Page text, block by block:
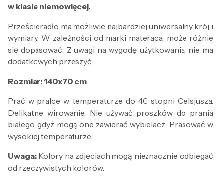
w klasie niemowlęcej.
Prześcieradło ma możliwie najbardziej uniwersalny krój i
wymiary. W zależności od marki materaca, może różnie
się dopasować. Z uwagi na wygodę użytkowania, nie ma
dodatkowych przeszyć.
Rozmiar: 140x70 cm
Prać w pralce w temperaturze do 40 stopni Celsjusza.
Delikatne wirowanie. Nie używać proszków do prania
białego, gdyż mogą one zawierać wybielacz. Prasować w
wysokiej temperaturze.
Uwaga: Kolory na zdjęciach mogą nieznacznie odbiegać
od rzeczywistych kolorów.